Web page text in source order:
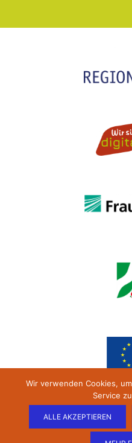
Wir verwenden Cookies,
Service
ALLE AKZEPTIEREN